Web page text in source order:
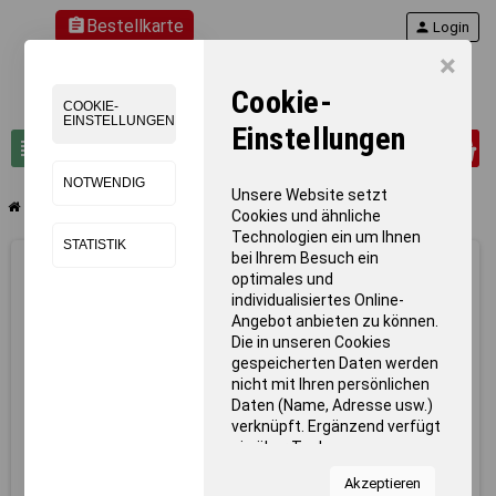
×
COOKIE-
EINSTELLUNGEN
NOTWENDIG
STATISTIK
Cookie-
Einstellungen
Unsere Website setzt
Cookies und ähnliche
Technologien ein um Ihnen
bei Ihrem Besuch ein
optimales und
individualisiertes Online-
Angebot anbieten zu können.
Die in unseren Cookies
gespeicherten Daten werden
nicht mit Ihren persönlichen
Daten (Name, Adresse usw.)
verknüpft. Ergänzend verfügt
sie über Tools von
Statistiken zur Nutzung
Akzeptieren
assignmentBestellkarte
view_headline search
person Login
Hallen-Stoßkugel, PVC